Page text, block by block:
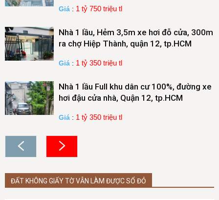
Giá : 1 tỷ 750 triệu tl
Nhà 1 lầu, Hẻm 3,5m xe hơi đỗ cửa, 300m
ra chợ Hiệp Thành, quận 12, tp.HCM
Giá : 1 tỷ 350 triệu tl
Nhà 1 lầu Full khu dân cư 100%, đường xe
hơi đậu cửa nhà, Quận 12, tp.HCM
Giá : 1 tỷ 350 triệu tl
ĐẤT KHÔNG GIẤY TỜ VẪN LÀM ĐƯỢC SỔ ĐỎ